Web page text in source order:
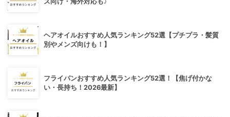
ヘアオイルおすすめ人気ランキング52選【プチプラ・髪質
別やメンズ向けも！】
フライパンおすすめ人気ランキング52選！【焦げ付かな
い・長持ち！2026最新】